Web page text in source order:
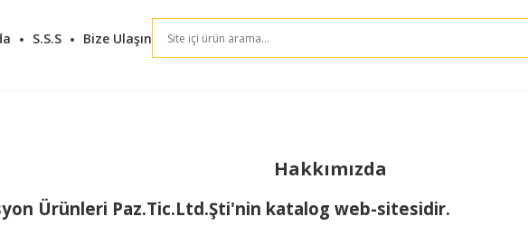
S.S.S Bize Ulaşın
Hakkımızda
Ürünleri Paz.Tic.Ltd.Şti'nin katalog web-sitesidir.